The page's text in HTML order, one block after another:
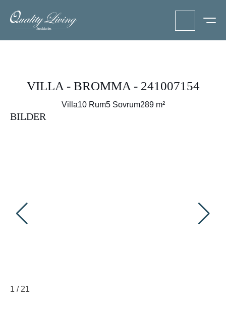
VILLA - BROMMA - 241007154
Villa10 Rum5 Sovrum289 m²
BILDER
1 / 21